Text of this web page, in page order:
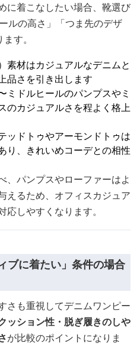
に着こなしたい場合、靴選び
ルの高さ」「つま先のデザ
す。
素材はカジュアルなデニムと
品さを引き出します
ミドルヒールのパンプスやミ
のカジュアルさを程よく格上
ッドトゥやアーモンドトゥは
り、きれいめコーデとの相性
、パンプスやローファーはよ
えるため、オフィスカジュア
しやすくなります。
ブに着たい」条件の場合
さも重視してデニムワンピー
ッション性・脱ぎ履きのしや
が比較のポイントになりま